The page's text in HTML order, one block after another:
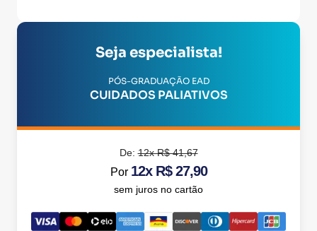
Seja especialista!
PÓS-GRADUAÇÃO EAD
CUIDADOS PALIATIVOS
De:12x R$ 41,67
Por 12x R$ 27,90
sem juros no cartão